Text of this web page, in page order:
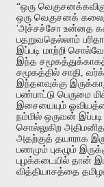
“ஒரு
ஒரு வெகுசனக்
'அச்சச்சோ உன்னத
பதறுவதெல்லாம்
இப்படி மாற்றி
இந்த
சமூகத்தில் சாதி
இந்தளவுக்கு
பண்பாட்டு பெருமை
இசையையும்
நம்மில் ஒருவன் இப்படி
சொல்லுகிற
அதற்குத் தயாராக
பணமும் புகழும்
புழக்கடையில் தான்
வித்தியாசத்தை